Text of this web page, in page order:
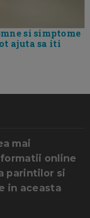
si simptome
ajuta sa iti
mai
online
parintilor si
in aceasta